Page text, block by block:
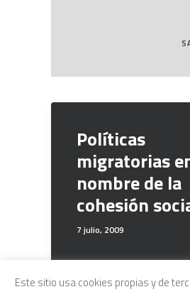
Políticas
migratorias
nombre de la
cohesión
7 julio, 2009
Este sitio usa cookies propias y de